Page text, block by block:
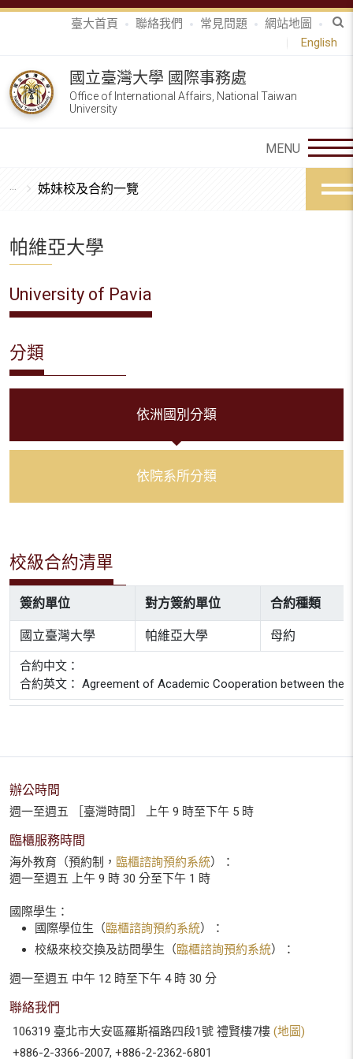
臺大首頁 聯絡我們 常見問題
網站地圖
English
國立臺灣大學 國際事務處
Office of International Affairs, National Taiwan
University
姊妹校及合約一覽
帕維亞大學
University of Pavia
分類
依洲國別分類
依院系所分類
校級合約清單
簽約單位 對方簽約單位 合約種類
國立臺灣大學 帕維亞大學 母約
合約中文：
合約英文： Agreement of Academic Cooperation between the
辦公時間
週一至週五 ［臺灣時間］ 上午 9 時至下午 5 時
臨櫃服務時間
海外教育（預約制， 臨櫃諮詢預約系統）：
週一至週五 上午 9 時 30 分至下午 1 時
國際學生：
國際學位生（臨櫃諮詢預約系統）：
校級來校交換及訪問學生（臨櫃諮詢預約系統）：
週一至週五 中午 12 時至下午 4 時 30 分
聯絡我們
106319 臺北市大安區羅斯福路四段1號 禮賢樓7樓 (地圖)
+886-2-3366-2007, +886-2-2362-6801